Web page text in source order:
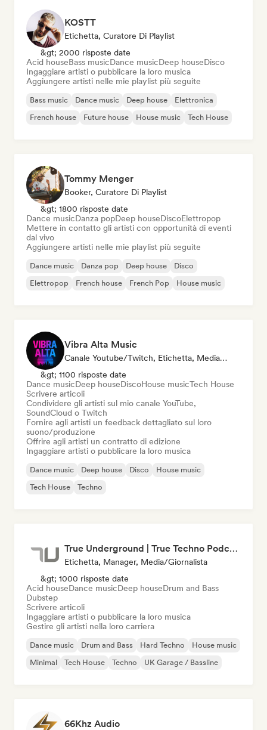
KOSTT
Etichetta, Curatore Di Playlist
&gt; 2000 risposte date
Acid houseBass musicDance musicDeep houseDisco
Ingaggiare artisti o pubblicare la loro musica
Aggiungere artisti nelle mie playlist più seguite
Bass music Dance music Deep house
Elettronica
French house
Future house House music Tech House
Tommy Menger
Booker, Curatore Di Playlist
&gt; 1800 risposte date
Dance musicDanza popDeep houseDiscoElettropop
Mettere in contatto gli artisti con opportunità di eventi
dal vivo
Aggiungere artisti nelle mie playlist più seguite
Dance music Danza pop Deep house
Disco
Elettropop
French house French Pop House music
Vibra Alta Music
Canale Youtube/Twitch, Etichetta, Media/Giornalista, Editore, Esperto Del Suono
&gt; 1100 risposte date
Dance musicDeep houseDiscoHouse musicTech House
Scrivere articoli
Condividere gli artisti sul mio canale YouTube,
SoundCloud o Twitch
Fornire agli artisti un feedback dettagliato sul loro
suono/produzione
Offrire agli artisti un contratto di edizione
Ingaggiare artisti o pubblicare la loro musica
Dance music Deep house Disco
House music
Tech House
Techno
True Underground | True Techno Podcast | ONE
Etichetta, Manager, Media/Giornalista
&gt; 1000 risposte date
Acid houseDance musicDeep houseDrum and Bass
Dubstep
Scrivere articoli
Ingaggiare artisti o pubblicare la loro musica
Gestire gli artisti nella loro carriera
Dance music Drum and Bass Hard Techno
House music
Minimal
Tech House Techno UK Garage / Bassline
66Khz Audio